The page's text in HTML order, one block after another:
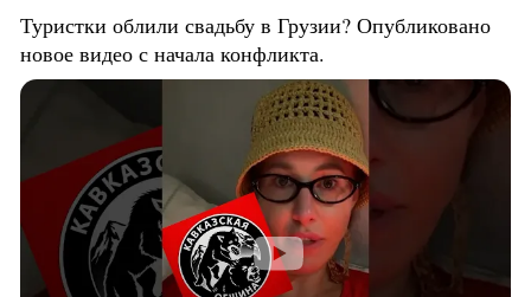
Туристки облили свадьбу в Грузии? Опубликовано
новое видео с начала конфликта.